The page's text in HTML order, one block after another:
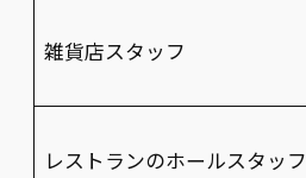
雑貨店スタッフ
レストランのホールスタッフ